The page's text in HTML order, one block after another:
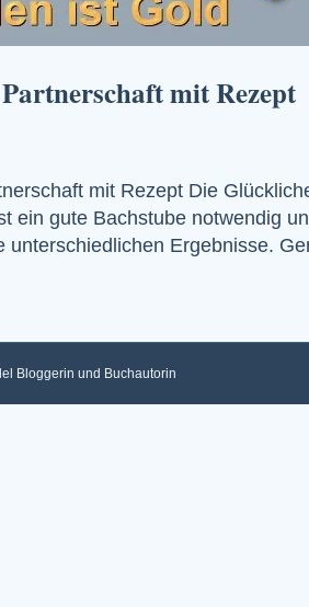
mit Rezept
mit Rezept Die
ein gute Bachstube notwendig
unterschiedlichen Ergebnisse.
Bloggerin und Buchautorin